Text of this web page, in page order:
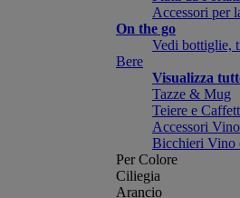
Accessori per
On the go
Vedi bottiglie,
Bere
Visualizza
Tazze & Mug
Teiere e
Accessori Vino
Bicchieri Vino
Per Colore
Ciliegia
Arancio